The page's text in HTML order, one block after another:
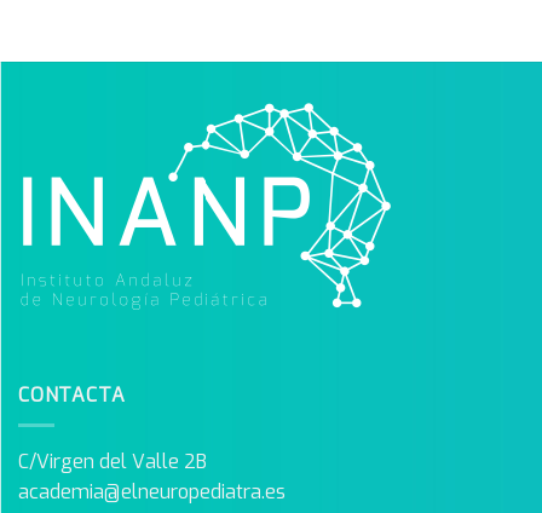
CONTACTA
C/Virgen del Valle 2B
academia@elneuropediatra.es